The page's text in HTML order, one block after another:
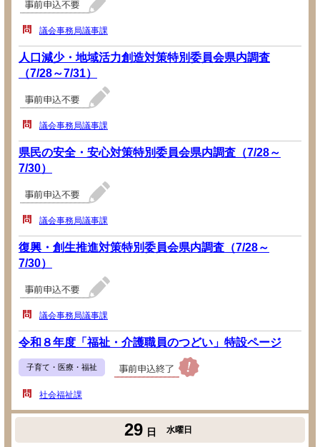
議会事務局議事課
人口減少・地域活力創造対策特別委員会県内調査
（7/28～7/31）
議会事務局議事課
県民の安全・安心対策特別委員会県内調査（7/28～
7/30）
議会事務局議事課
復興・創生推進対策特別委員会県内調査（7/28～
7/30）
議会事務局議事課
令和８年度「福祉・介護職員のつどい」特設ページ
子育て・医療・福祉
社会福祉課
29 日 水曜日